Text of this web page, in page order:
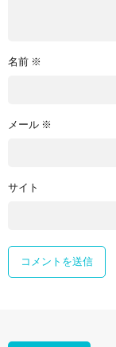
名前 ※
メール ※
サイト